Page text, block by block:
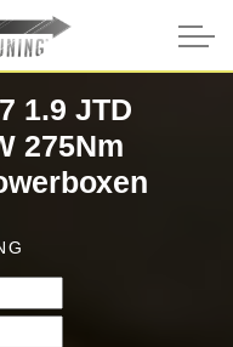
1.9 JTD
275Nm